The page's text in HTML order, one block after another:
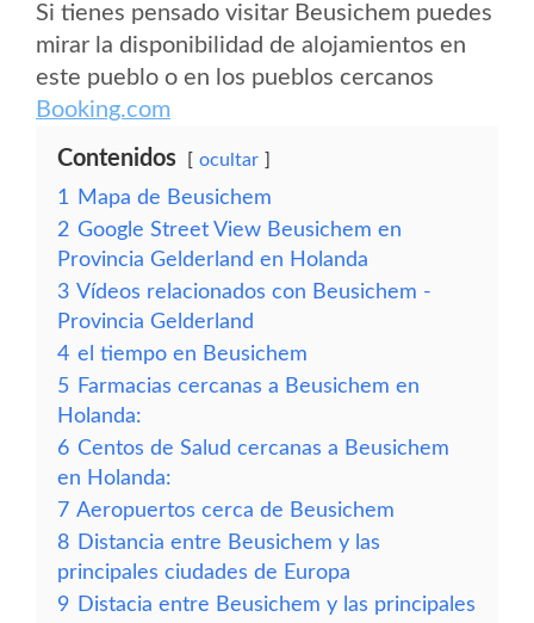
Si tienes pensado visitar Beusichem puedes
mirar la disponibilidad de alojamientos en
este pueblo o en los pueblos cercanos
Booking.com
Contenidos ocultar
1
Mapa de Beusichem
2 Google Street View Beusichem en
Provincia Gelderland en Holanda
3 Vídeos relacionados con Beusichem -
Provincia Gelderland
4 el tiempo en Beusichem
5 Farmacias cercanas a Beusichem en
Holanda:
6 Centos de Salud cercanas a Beusichem
en Holanda:
7 Aeropuertos cerca de Beusichem
8 Distancia entre Beusichem y las
principales ciudades de Europa
9 Distacia entre Beusichem y las principales